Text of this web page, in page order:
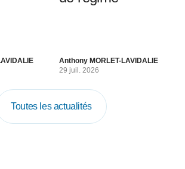
Anthony MORLET-LAVIDALIE
29 juil. 2026
Toutes les actualités